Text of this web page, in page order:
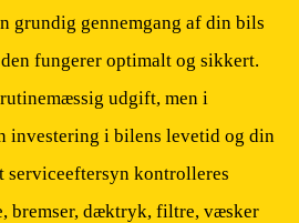
grundig gennemgang af din bils
fungerer optimalt og sikkert.
udgift, men i
investering i bilens levetid og din
serviceeftersyn kontrolleres
bremser, dæktryk, filtre, væsker